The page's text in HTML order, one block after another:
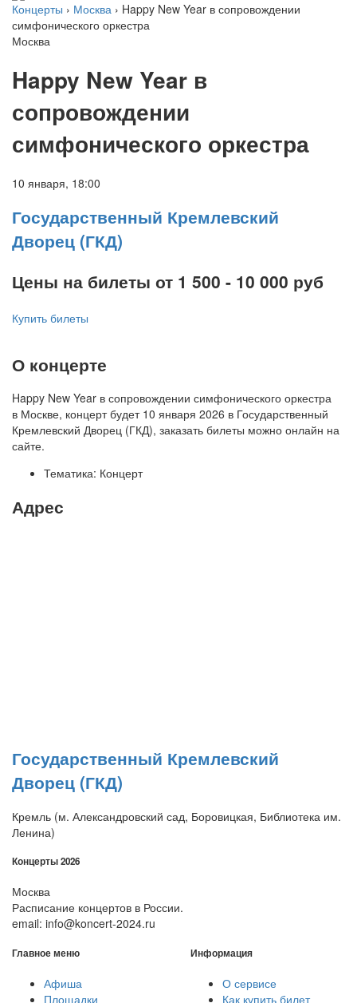
Концерты › Москва › Happy New Year в сопровождении
симфонического оркестра
Москва
Happy New Year в
сопровождении
симфонического оркестра
10 января, 18:00
Государственный Кремлевский
Дворец (ГКД)
Цены на билеты от 1 500 - 10 000 руб
Купить билеты
О концерте
Happy New Year в сопровождении симфонического оркестра
в Москве, концерт будет 10 января 2026 в Государственный
Кремлевский Дворец (ГКД), заказать билеты можно онлайн на
сайте.
Тематика: Концерт
Адрес
Государственный Кремлевский
Дворец (ГКД)
Кремль (м. Александровский сад, Боровицкая, Библиотека им.
Ленина)
Концерты 2026
Москва
Расписание концертов в России.
email: info@koncert-2024.ru
Главное меню
Афиша
Площадки
Информация
О сервисе
Как купить билет